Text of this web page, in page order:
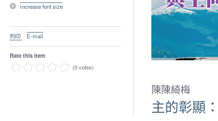
increase font size
列印 E-mail
Rate this item
(0 votes)
陳陳綺梅
主的彰顯